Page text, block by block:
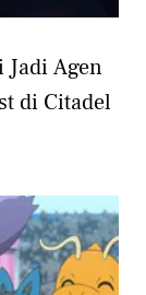
Jadi Agen
di Citadel